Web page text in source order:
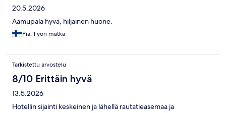
20.5.2026
Aamupala hyvä, hiljainen huone.
Pia, 1 yön matka
Tarkistettu arvostelu
8/10 Erittäin hyvä
13.5.2026
Hotellin sijainti keskeinen ja lähellä rautatieasemaa ja